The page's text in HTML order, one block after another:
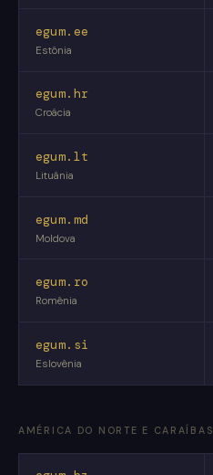
egum.ee
Estônia
egum.hr
Croácia
egum.lt
Lituânia
egum.md
Moldova
egum.ro
Romênia
egum.si
Eslovênia
AMÉRICA DO NORTE E CARAÍBAS